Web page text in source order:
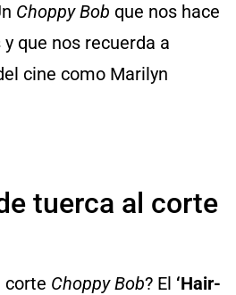
Choppy Bob que nos hace
que nos recuerda a
cine como Marilyn
tuerca al corte
corte Choppy Bob? El ‘Hair-